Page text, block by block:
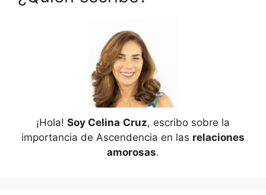
¡Hola! Soy Celina Cruz, escribo sobre la
importancia de Ascendencia en las relaciones
amorosas.